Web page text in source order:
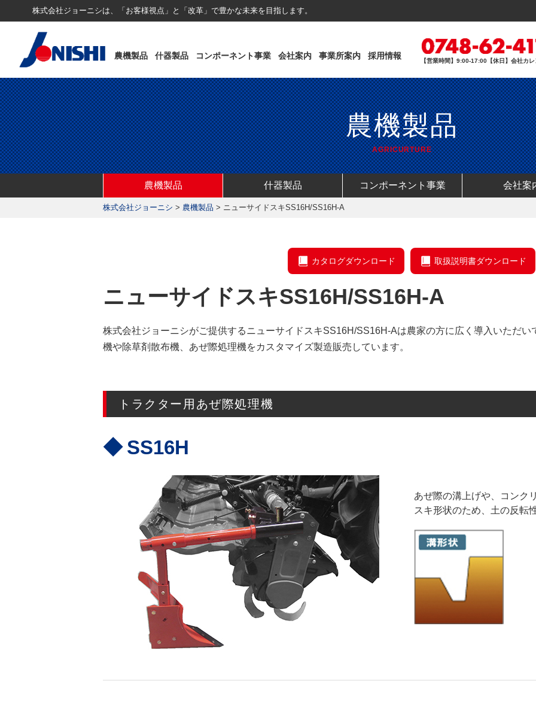
株式会社ジョーニシは、「お客様視点」と「改革」で豊かな未来を目指します。
農機製品 什器製品 コンポーネント事業 会社案内 事業所案内 採用情報
【営業時間】9:00-17:00【休日】会社カ
農機製品
AGRICURTURE
農機製品 什器製品 コンポーネント事業 会社案
株式会社ジョーニシ > 農機製品 > ニューサイドスキSS16H/SS16H-A
カタログダウンロード 取扱説明書ダウンロード
ニューサイドスキSS16H/SS16H-A
株式会社ジョーニシがご提供するニューサイドスキSS16H/SS16H-Aは農家の方に広く導入いただ
機や除草剤散布機、あぜ際処理機をカスタマイズ製造販売しています。
トラクター用あぜ際処理機
SS16H
あぜ際の溝上げや、コンク
スキ形状のため、土の反転